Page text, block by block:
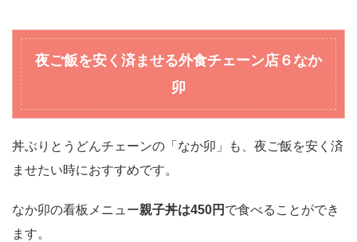
夜ご飯を安く済ませる外食チェーン店 ６なか
卯
丼ぶりとうどんチェーンの「なか卯」も、夜ご飯を安く済
ませたい時におすすめです。
なか卯の看板メニュー親子丼は450円 で食べることができ
ます。